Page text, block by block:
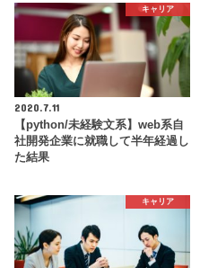
キャリア
2020.7.11
【python/未経験文系】web系自
社開発企業に就職して半年経過し
た結果
キャリア